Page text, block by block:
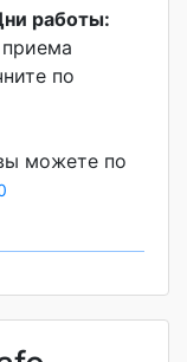
работы:
по
можете по